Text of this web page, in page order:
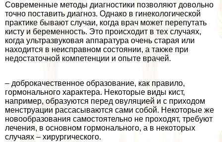
Современные методы диагностики позволяют довольно
точно поставить диагноз. Однако в гинекологической
пpaктике бывают случаи, когда врач может перепутать
кисту и беременность. Это происходит в тех случаях,
когда ультразвуковая аппаратура очень старая или
находится в неисправном состоянии, а также при
недостаточной компетенции и опыте врачей.
– доброкачественное образование, как правило,
гормонального хаpaктера. Некоторые виды кист,
например, образуются перед овуляцией и с приходом
мeнcтpуации рассасываются сами собой. Некоторые же
новообразования самостоятельно не проходят, требуют
лечения, в основном гормонального, а в некоторых
случаях – хирургического.